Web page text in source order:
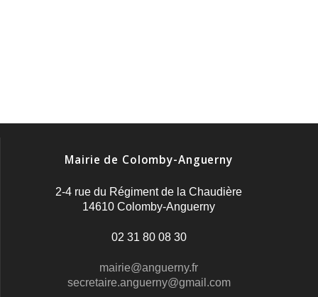
Mairie de Colomby-Anguerny
2-4 rue du Régiment de la Chaudière
14610 Colomby-Anguerny
02 31 80 08 30
mairie@anguerny.fr
secretaire.anguerny@gmail.com